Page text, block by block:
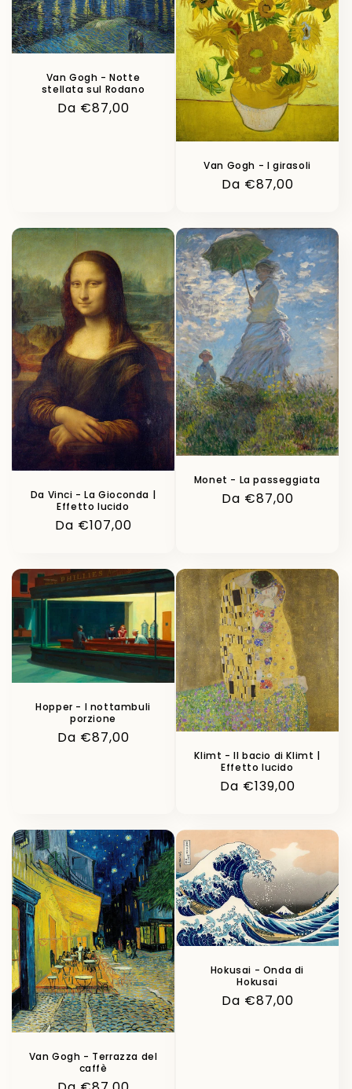
Van Gogh - Notte
stellata sul Rodano
Prezzo
Da €87,00
Van Gogh - I girasoli
Prezzo
Da €87,00
Da Vinci - La Gioconda |
Effetto lucido
Prezzo
Da €107,00
Monet - La passeggiata
Prezzo
Da €87,00
Hopper - I nottambuli
porzione
Prezzo
Da €87,00
Klimt - Il bacio di Klimt |
Effetto lucido
Prezzo
Da €139,00
Van Gogh - Terrazza del
caffè
Hokusai - Onda di
Hokusai
Prezzo
Da €87,00